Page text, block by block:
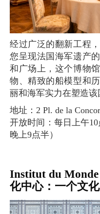
经过广泛的翻新工程，海军府最近向公众开放，为
您呈现法国海军遗产
和广场上，这个博物
物、精致的船模型和
丽和海军实力在塑造该
地址：2 Pl. de la
开放时间：每日上午
晚上9点半）
Institut du Monde Arabe 阿拉伯世界文
化中心：一个文